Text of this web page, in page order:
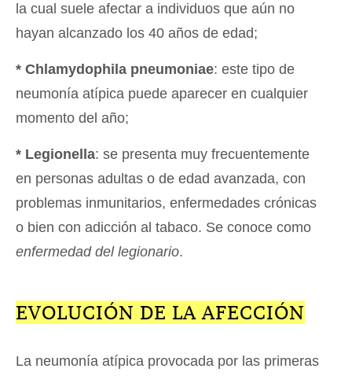
la cual suele afectar a individuos que aún no
hayan alcanzado los 40 años de edad;
* Chlamydophila pneumoniae: este tipo de
neumonía atípica puede aparecer en cualquier
momento del año;
* Legionella: se presenta muy frecuentemente
en personas adultas o de edad avanzada, con
problemas inmunitarios, enfermedades crónicas
o bien con adicción al tabaco. Se conoce como
enfermedad del legionario.
EVOLUCIÓN DE LA AFECCIÓN
La neumonía atípica provocada por las primeras